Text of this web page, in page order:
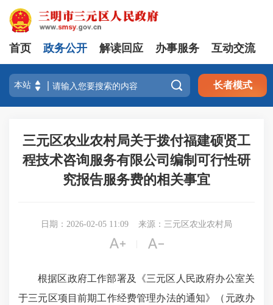
首页 政务公开 解读回应 办事服务 互动交流
 长者模式
三元区农业农村局关于拨付福建硕贤工
程技术咨询服务有限公司编制可行性研
究报告服务费的相关事宜
日期：2026-02-05 11:09 来源：三元区农业农村局
 
根据区政府工作部署及《三元区人民政府办公室关
于三元区项目前期工作经费管理办法的通知》（元政办